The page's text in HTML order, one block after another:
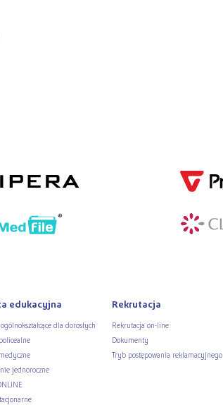
edukacyjna
dla dorosłych
jednoroczne
Rekrutacja
Rekrutacja on-line
Dokumenty
Tryb postępowania reklamacyjnego